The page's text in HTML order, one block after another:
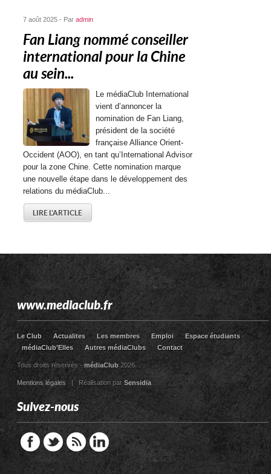
7 août 2025 - Paradmin
Fan Liang nommé conseiller
international pour la Chine
au sein...
Le médiaClub International
vient d’annoncer la
nomination de Fan Liang,
président de la société
française Alliance Orient-
Occident (AOO), en tant qu’International Advisor
pour la zone Chine. Cette nomination marque
une nouvelle étape dans le développement des
relations du médiaClub...
LIRE L'ARTICLE
www.mediaclub.fr
Le Club Actualites Les membres Emploi
Espace étudiants
médiaClub’Elles
Autres médiaClubs Contact
Tous droits réservés -médiaClub 2026
Mentions légales| Réalisation parSensidia
Suivez-nous